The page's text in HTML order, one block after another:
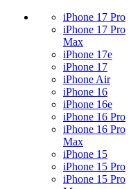
iPhone 17 Pro
iPhone 17 Pro
Max
iPhone 17e
iPhone 17
iPhone Air
iPhone 16
iPhone 16e
iPhone 16 Pro
iPhone 16 Pro
Max
iPhone 15
iPhone 15 Pro
iPhone 15 Pro